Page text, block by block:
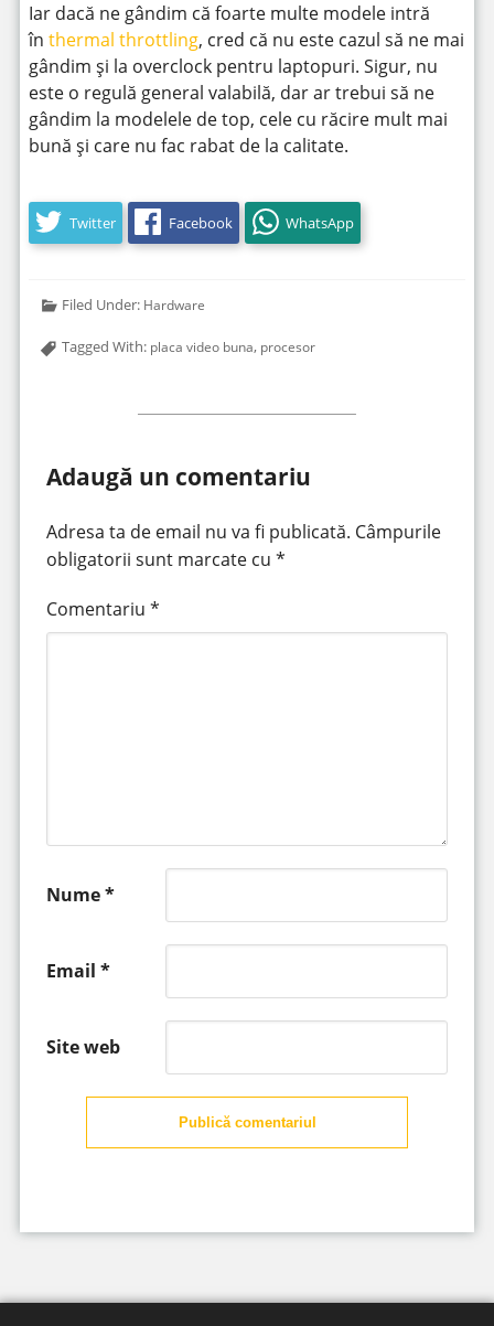
Iar dacă ne gândim că foarte multe modele intră
în thermal throttling, cred că nu este cazul să ne mai
gândim și la overclock pentru laptopuri. Sigur, nu
este o regulă general valabilă, dar ar trebui să ne
gândim la modelele de top, cele cu răcire mult mai
bună și care nu fac rabat de la calitate.
Twitter Facebook WhatsApp
Filed Under: Hardware
Tagged With: placa video buna, procesor
Adaugă un comentariu
Adresa ta de email nu va fi publicată. Câmpurile
obligatorii sunt marcate cu *
Comentariu *
Nume*
Email *
Site web
Publică comentariul